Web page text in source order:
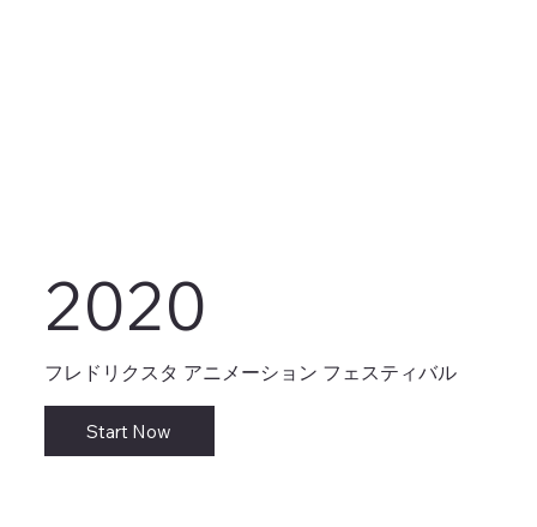
2020
フレドリクスタ アニメーション フェスティバル
Start Now